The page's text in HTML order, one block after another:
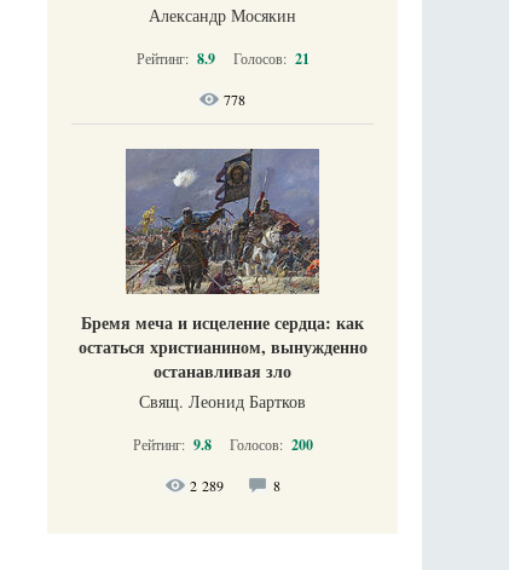
Александр Мосякин
Рейтинг: 8.9 Голосов: 21
778
Бремя меча и исцеление сердца: как
остаться христианином, вынужденно
останавливая зло
Свящ. Леонид Бартков
Рейтинг: 9.8 Голосов: 200
2 289 8